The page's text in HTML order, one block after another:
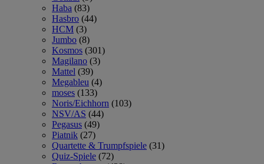
Haba (83)
Hasbro (44)
HCM (3)
Jumbo (8)
Kosmos (301)
Magilano (3)
Mattel (39)
Megableu (4)
moses (133)
Noris/Eichhorn (103)
NSV/AS (44)
Pegasus (49)
Piatnik (27)
Quartette & Trumpfspiele (31)
Quiz-Spiele (72)